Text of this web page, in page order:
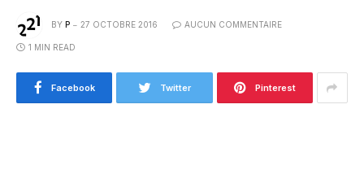
BY P 27 OCTOBRE 2016 AUCUN COMMENTAIRE
1 MIN READ
Facebook Twitter Pinterest